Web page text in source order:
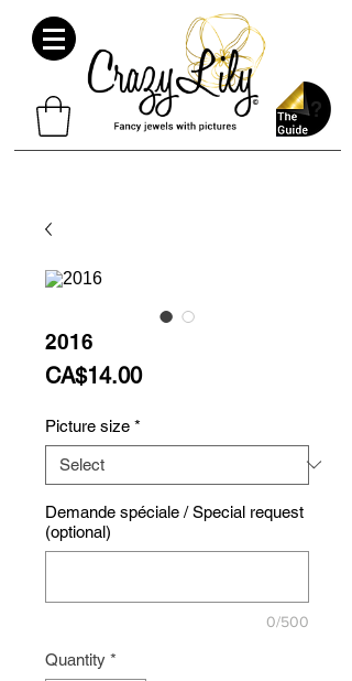
2016
CA$14.00Price
Picture size *
Demande spéciale / Special request
(optional)
0/500
Quantity *